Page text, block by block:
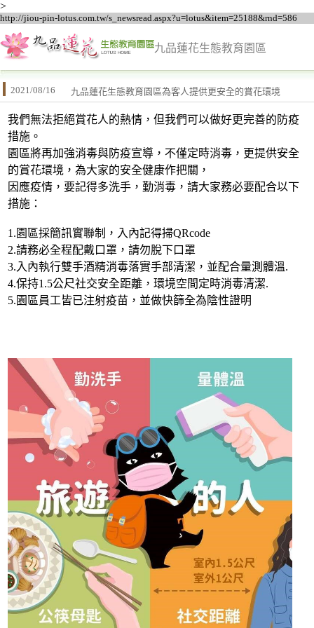
>
http://jiou-pin-lotus.com.tw/s_newsread.aspx?u=lotus&item=25188&rnd=586
九品蓮花生態教育園區
2021/08/16 九品蓮花生態教育園區為客人提供更安全的賞花環境
我們無法拒絕賞花人的熱情，但我們可以做好更完善的防疫
措施。
園區將再加強消毒與防疫宣導，不僅定時消毒，更提供安全
的賞花環境，為大家的安全健康作把關，
因應疫情，要記得多洗手，勤消毒，請大家務必要配合以下
措施：
1.園區採簡訊實聯制，入內記得掃QRcode
2.請務必全程配戴口罩，請勿脫下口罩
3.入內執行雙手酒精消毒落實手部清潔，並配合量測體溫.
4.保持1.5公尺社交安全距離，環境空間定時消毒清潔.
5.園區員工皆已注射疫苗，並做快篩全為陰性證明